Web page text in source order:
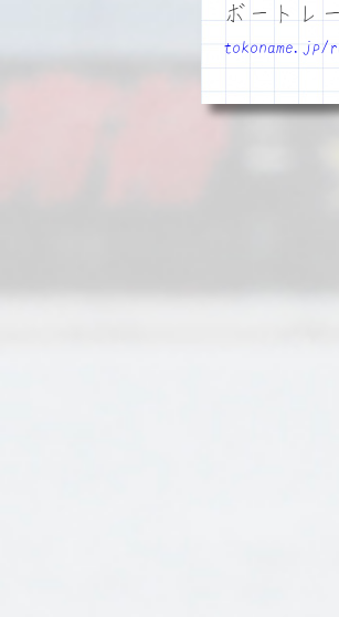
ボートレ
tokoname.jp/